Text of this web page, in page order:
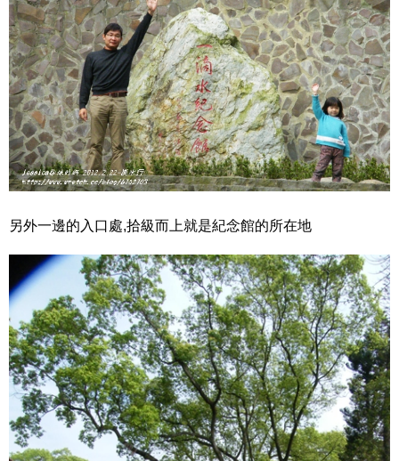
另外一邊的入口處,拾級而上就是紀念館的所在地